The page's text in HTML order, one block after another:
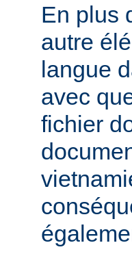
En plus
autre
langue
avec
fichier